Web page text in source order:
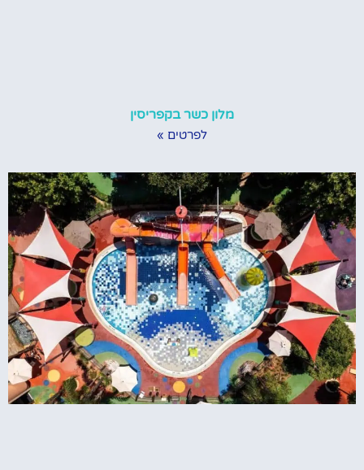
מלון כשר בקפריסין
לפרטים »